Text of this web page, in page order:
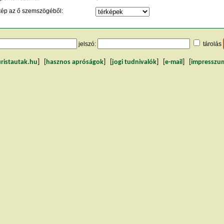
az ő szemszögéből:
jelszó: tárolás
hasznos apróságok jogi tudnivalók e-mail